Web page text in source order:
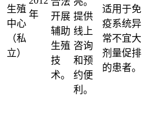
生殖
中心
（私
立）
年
开展
辅助
生殖
技
术。
提供
线上
咨询
和预
约便
利。
适用于免
疫系统异
常不宜大
剂量促排
的患者。